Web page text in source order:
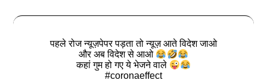
पहले रोज न्यूज़पेपर पड़ता तो न्यूज़ आते विदेश जाओ
और अब विदेश से आओ
कहां गुम हो गए ये भेजने वाले
#coronaeffect